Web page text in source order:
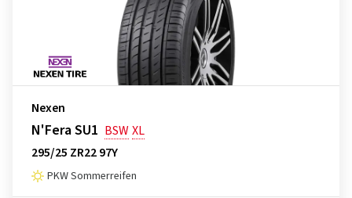
Nexen
N'Fera SU1 BSWXL
295/25 ZR22 97Y
PKW Sommerreifen